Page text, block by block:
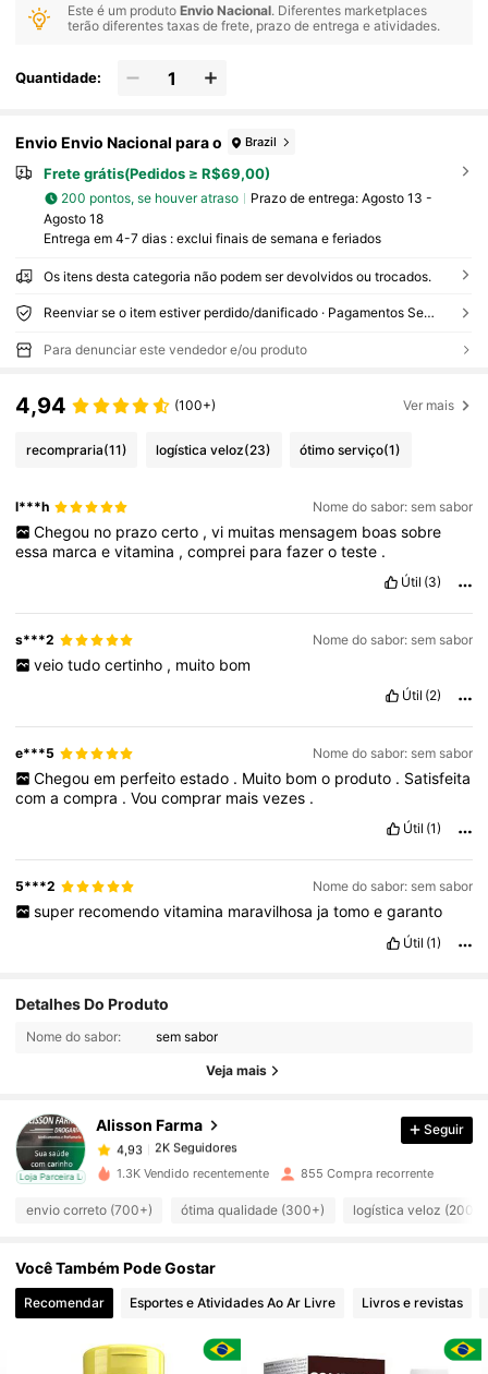
Este é um produtoEnvio Nacional. Diferentes marketplaces
terão diferentes taxas de frete, prazo de entrega e atividades.
Quantidade:
Envio Envio Nacional para o Brazil
Frete grátis(Pedidos ≥ R$69,00)
200 pontos, se houver atraso Prazo de entrega: Agosto 13 -
Agosto 18
Entrega em 4-7 dias : exclui finais de semana e feriados
Os itens desta categoria não podem ser devolvidos ou trocados.
Reenviar se o item estiver perdido/danificado · Pagamentos Seguros · Proteção de privacidade
Para denunciar este vendedor e/ou produto
4,94 (100+) Ver mais
recompraria(11) logística veloz(23) ótimo serviço(1)
l***h Nome do sabor: sem sabor
Chegou no prazo certo , vi muitas mensagem boas sobre
essa marcaevitamina ,comprei parafazeroteste .
Útil (3)
s***2 Nome do sabor: sem sabor
veio tudo certinho , muito bom
Útil (2)
e***5 Nome do sabor: sem sabor
Chegou em perfeito estado . Muito bom o produto . Satisfeita
comacompra .Voucomprar maisvezes .
Útil (1)
5***2 Nome do sabor: sem sabor
super recomendo vitamina maravilhosa ja tomo e garanto
Útil (1)
Detalhes Do Produto
Nome do sabor: sem sabor
Veja mais
Loja Parceira Local
Alisson Farma
4,93 2K Seguidores
2K Seguidores
4,93
2K Seguidores
m***8
pago1 dia atrás
4,93 2K Seguidores
4,93 2K Seguidores
4,93 2K Seguidores
Seguir
1.3K Vendido recentemente 855 Compra recorrente
envio correto (700+) ótima qualidade (300+) logística veloz (200+)
Você Também Pode Gostar
Recomendar Esportes e Atividades Ao Ar Livre Livros e revistas